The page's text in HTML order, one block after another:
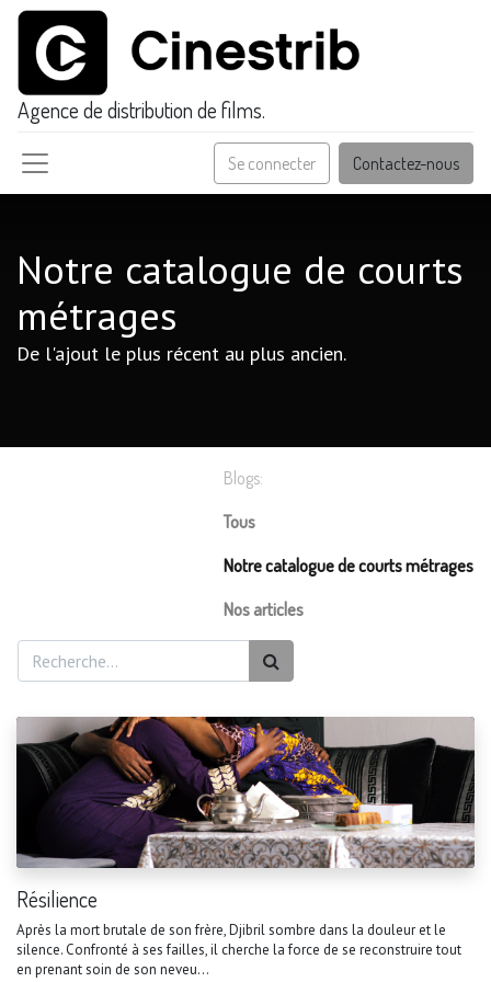
Agence de distribution de films.
Se connecter Contactez-nous
Notre catalogue de courts
métrages
De l'ajout le plus récent au plus ancien.
Blogs:
Tous
Notre catalogue de courts métrages
Nos articles
Résilience
Après la mort brutale de son frère, Djibril sombre dans la douleur et le
silence. Confronté à ses failles, il cherche la force de se reconstruire tout
en prenant soin de son neveu...